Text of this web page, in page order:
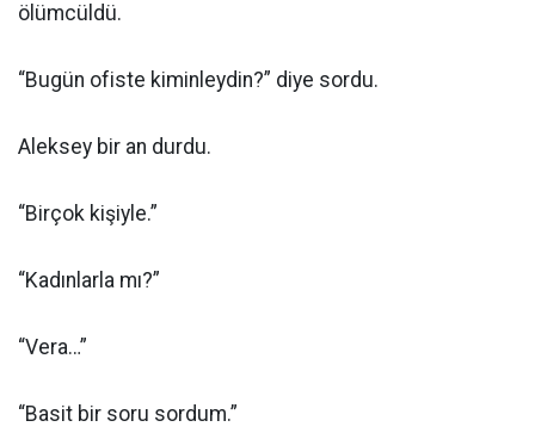
ölümcüldü.
“Bugün ofiste kiminleydin?” diye sordu.
Aleksey bir an durdu.
“Birçok kişiyle.”
“Kadınlarla mı?”
“Vera…”
“Basit bir soru sordum.”